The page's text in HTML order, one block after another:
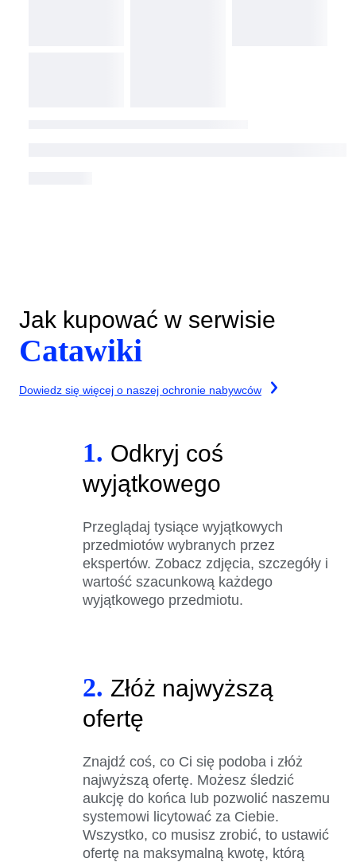
Jak kupować w serwisie
Catawiki
Dowiedz się więcej o naszej ochronie nabywców
1. Odkryj coś
wyjątkowego
Przeglądaj tysiące wyjątkowych
przedmiotów wybranych przez
ekspertów. Zobacz zdjęcia, szczegóły i
wartość szacunkową każdego
wyjątkowego przedmiotu.
2. Złóż najwyższą
ofertę
Znajdź coś, co Ci się podoba i złóż
najwyższą ofertę. Możesz śledzić
aukcję do końca lub pozwolić naszemu
systemowi licytować za Ciebie.
Wszystko, co musisz zrobić, to ustawić
ofertę na maksymalną kwotę, którą